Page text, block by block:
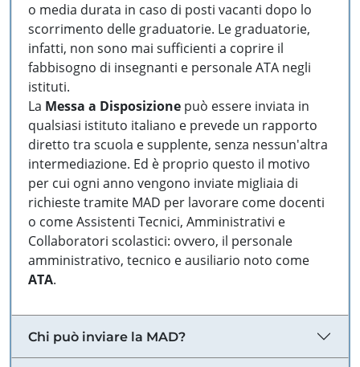
o media durata in caso di posti vacanti dopo lo
scorrimento delle graduatorie. Le graduatorie,
infatti, non sono mai sufficienti a coprire il
fabbisogno di insegnanti e personale ATA negli
istituti.
La Messa a Disposizione può essere inviata in
qualsiasi istituto italiano e prevede un rapporto
diretto tra scuola e supplente, senza nessun'altra
intermediazione. Ed è proprio questo il motivo
per cui ogni anno vengono inviate migliaia di
richieste tramite MAD per lavorare come docenti
o come Assistenti Tecnici, Amministrativi e
Collaboratori scolastici: ovvero, il personale
amministrativo, tecnico e ausiliario noto come
ATA.
Chi può inviare la MAD?